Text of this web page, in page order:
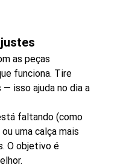
as peças
funciona. Tire
isso ajuda no dia a
faltando (como
uma calça mais
O objetivo é